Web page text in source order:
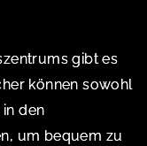
gibt es
können sowohl
den
um bequem zu